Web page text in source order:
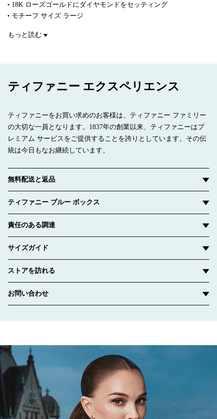
一人ひとりの大切なつながりを体現しています。艶やかな18K
ローズゴールドで作り上げられたペンダントは、手作業でひと
きわ美しい光沢に磨き上げられています。ティファニーの厳格
で精巧な角度にセッティングされています。一つで身に着ける
れた組み合わせを楽しむこともできるデザインです。
18K ローズゴールドにダイヤモンドをセッティング
モチーフ サイズ ラージ
ダイヤモンド 合計 1.70カラット
もっと読む
ティファニー エクスペリエンス
ティファニーをお買い求めのお客様は、ティファニー ファミリー
の大切な一員となります。1837年の創業以来、ティファニーはプ
レミアム サービスをご提供することを誇りとしています。その伝
統は今日もなお継続しています。
無料配送と返品
ティファニー ブルー ボックス
責任のある調達
サイズガイド
ストアを訪れる
お問い合わせ